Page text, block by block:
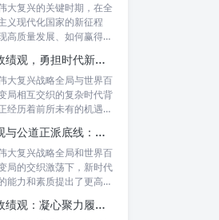
大复兴的关键时期，在全
义现代化国家的新征程
高质量发展、如何赢得人
端正从政政绩观，勇担时代新使命：新征程上的责任与担当
大复兴战略全局与世界百
局相互交织的复杂时代背
经历着前所未有的机遇与
务实政绩观与公道正派底线：新时代干部担当作为的“压舱石”
大复兴战略全局和世界百
局的交织激荡下，新时代
能力和素质提出了更高要
树立正确政绩观：凝心聚力履职尽责的根本保障与实践路径